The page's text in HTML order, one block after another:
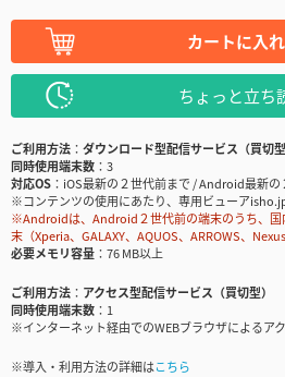
カートに入
ちょっと立ち
ご利用方法
ダウンロード型配信サービス（買切型
同時使用端末数
3
対応OS
iOS最新の２世代前まで / Android最新の
※コンテンツの使用にあたり、専用ビューア
※Androidは、Android２世代前の端末のうち、国
末（Xperia、GALAXY、AQUOS、ARROWS、
必要メモリ容量
76 MB以上
ご利用方法
アクセス型配信サービス（買切型）
同時使用端末数
1
※インターネット経由でのWEBブラウザによるア
※導入・利用方法の詳細はこちら